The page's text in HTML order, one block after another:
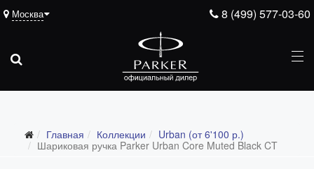
8 (499) 577-03-60
Москва
Главная Коллекции
Urban (от 6'100 р.)
Шариковая ручка Parker Urban Core Muted Black CT
Все коллекции